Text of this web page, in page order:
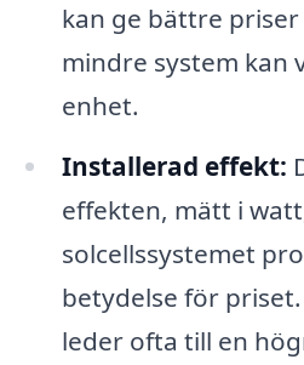
kan ge bättre
mindre system kan
enhet.
Installerad effekt:
effekten, mätt i
solcellssystemet
betydelse för
leder ofta till en